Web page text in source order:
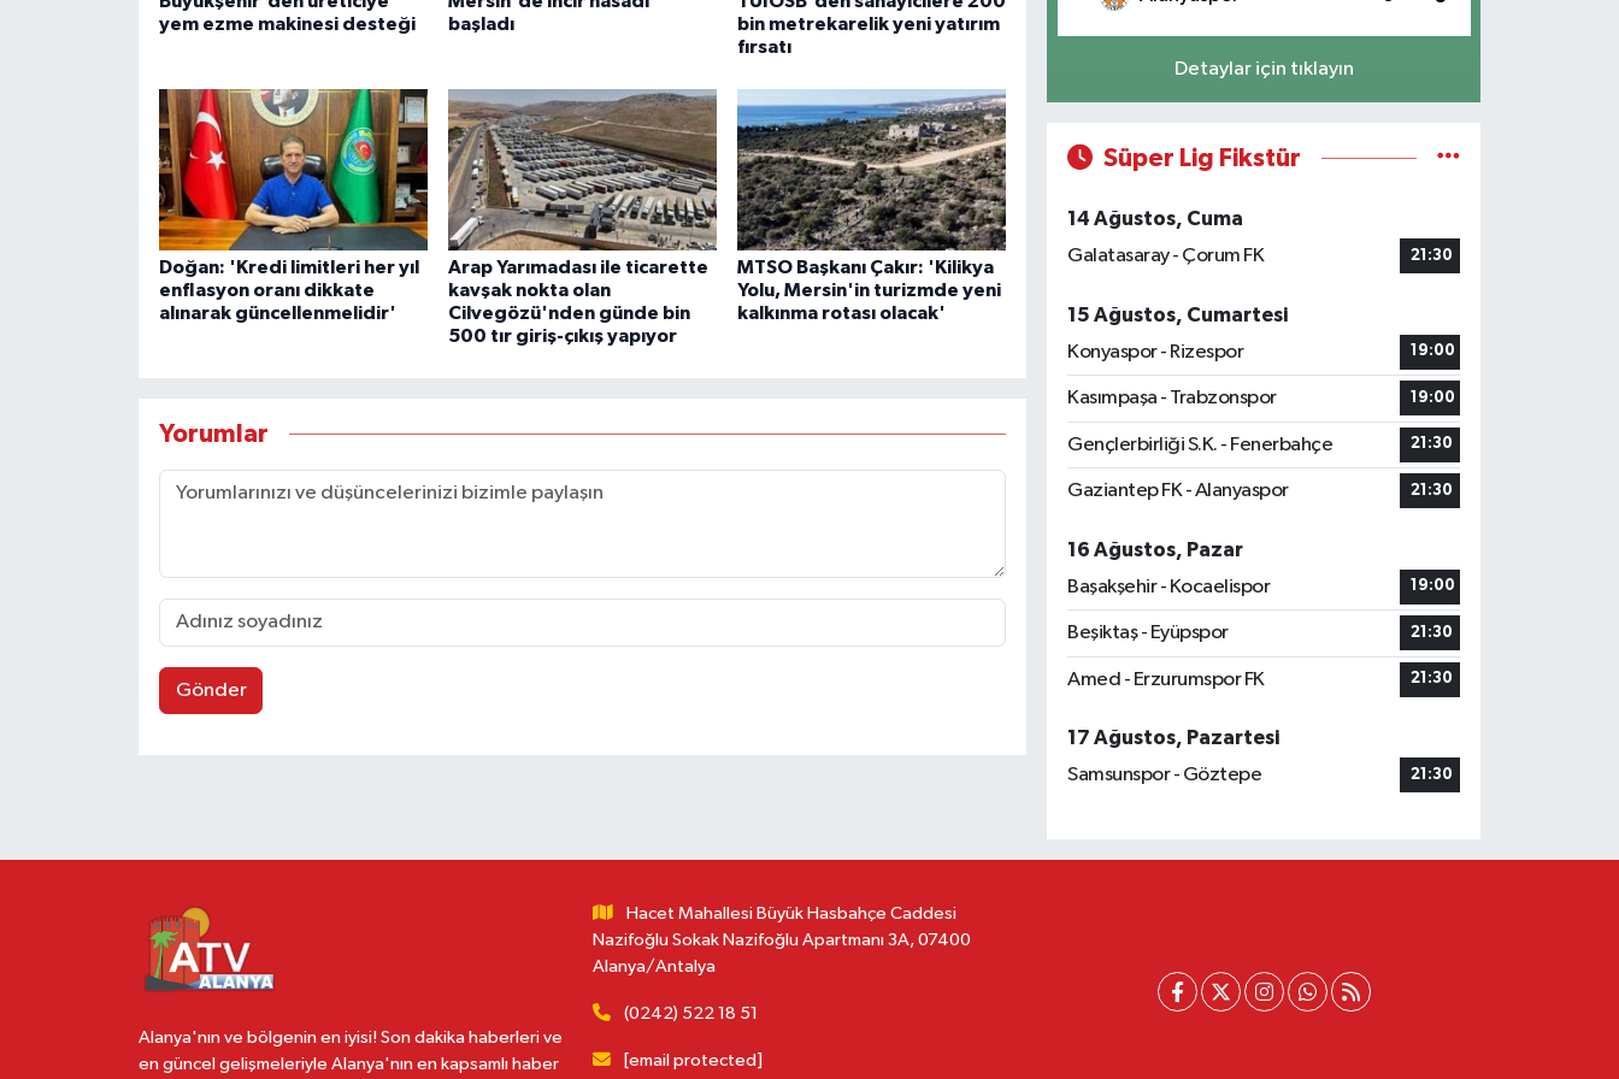
yem ezme makinesi desteği
başladı
bin metrekarelik yeni yatırım
fırsatı
Doğan: 'Kredi limitleri her yıl
enflasyon oranı dikkate
alınarak güncellenmelidir'
Arap Yarımadası ile ticarette
kavşak nokta olan
Cilvegözü'nden günde bin
500 tır giriş-çıkış yapıyor
MTSO Başkanı Çakır: 'Kilikya
Yolu, Mersin'in turizmde yeni
kalkınma rotası olacak'
Yorumlar
Gönder
Detaylar için tıklayın
Süper Lig Fikstür
14 Ağustos, Cuma
Galatasaray - Çorum FK
21:30
15 Ağustos, Cumartesi
Konyaspor - Rizespor
19:00
Kasımpaşa - Trabzonspor 19:00
Gençlerbirliği S.K. - Fenerbahçe 21:30
Gaziantep FK - Alanyaspor 21:30
16 Ağustos, Pazar
Başakşehir - Kocaelispor
19:00
Beşiktaş - Eyüpspor 21:30
Amed - Erzurumspor FK 21:30
17 Ağustos, Pazartesi
Samsunspor - Göztepe
21:30
Alanya'nın ve bölgenin en iyisi! Son dakika haberleri ve
en güncel gelişmeleriyle Alanya'nın en kapsamlı haber
Hacet Mahallesi Büyük Hasbahçe Caddesi
Nazifoğlu Sokak Nazifoğlu Apartmanı 3A, 07400
Alanya/Antalya
(0242) 522 18 51
[email protected]